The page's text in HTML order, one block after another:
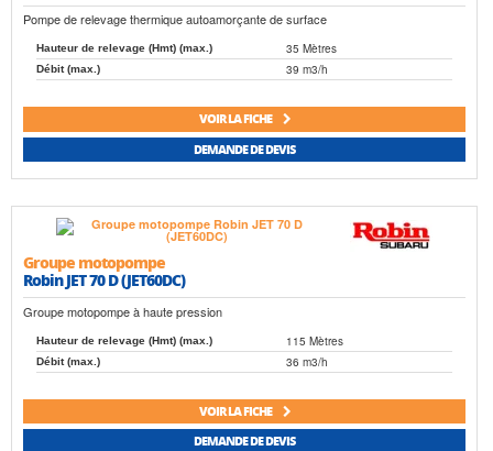
Pompe de relevage thermique autoamorçante de surface
Hauteur de relevage (Hmt) (max.) 35 Mètres
Débit (max.) 39 m3/h
VOIR LA FICHE
DEMANDE DE DEVIS
Groupe motopompe
Robin JET 70 D (JET60DC)
Groupe motopompe à haute pression
Hauteur de relevage (Hmt) (max.) 115 Mètres
Débit (max.) 36 m3/h
VOIR LA FICHE
DEMANDE DE DEVIS